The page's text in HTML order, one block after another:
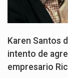
Karen Santos
intento de
empresario